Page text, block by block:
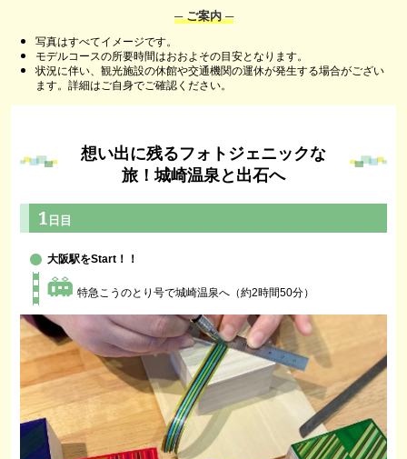
─ ご案内 ─
写真はすべてイメージです。
モデルコースの所要時間はおおよその目安となります。
状況に伴い、観光施設の休館や交通機関の運休が発生する場合がござい
ます。詳細はご自身でご確認ください。
想い出に残るフォトジェニックな
旅！城崎温泉と出石へ
1日目
大阪駅をStart！！
特急こうのとり号で城崎温泉へ（約2時間50分）